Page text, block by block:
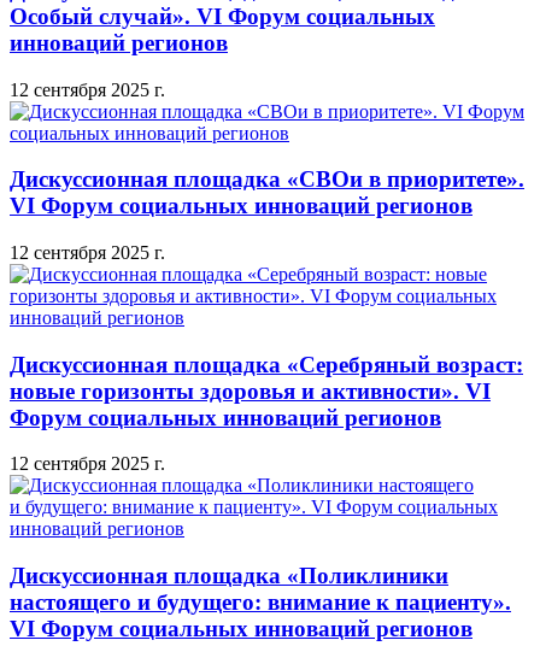
Особый случай». VI Форум социальных
инноваций регионов
12 сентября 2025 г.
Дискуссионная площадка «СВОи в приоритете».
VI Форум социальных инноваций регионов
12 сентября 2025 г.
Дискуссионная площадка «Серебряный возраст:
новые горизонты здоровья и активности». VI
Форум социальных инноваций регионов
12 сентября 2025 г.
Дискуссионная площадка «Поликлиники
настоящего и будущего: внимание к пациенту».
VI Форум социальных инноваций регионов